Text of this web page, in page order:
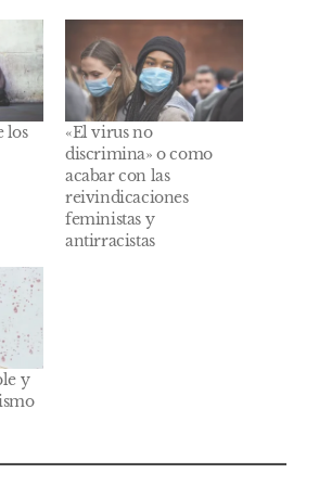
los
«El virus no
discrimina» o como
acabar con las
reivindicaciones
feministas y
antirracistas
y